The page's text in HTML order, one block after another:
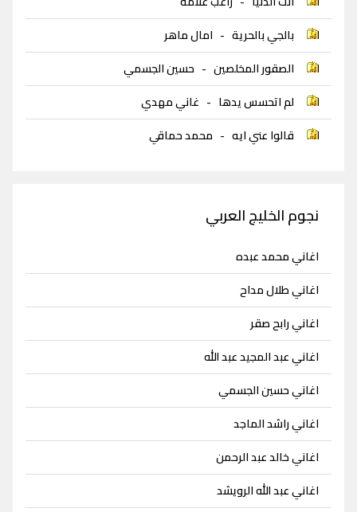
بالجي بالحرية - امال ماهر
الصقور المخلصين - حسين الجسمي
لم اتحسس يدها - غاني مهدي
قالوا عني ايه - محمد حماقي
نجوم الخليج العربي
اغاني محمد عبده
اغاني طلال مداح
اغاني رابح صقر
اغاني عبد المجيد عبد الله
اغاني حسين الجسمي
اغاني راشد الماجد
اغاني خالد عبد الرحمن
اغاني عبد الله الرويشد